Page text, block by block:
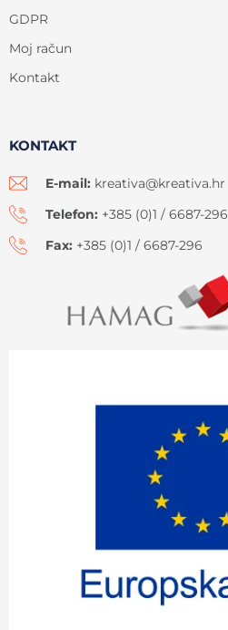
GDPR
Moj račun
Kontakt
KONTAKT
E-mail: kreativa@kreativa.hr
Telefon: +385 (0)1 / 6687-296
Fax: +385 (0)1 / 6687-296